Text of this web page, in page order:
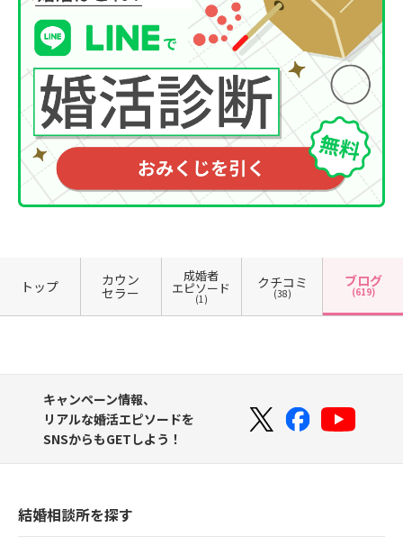
トップ カウン
セラー
成婚者
エピソード
(1)
クチコミ
(38)
ブログ
(619)
キャンペーン情報、
リアルな婚活エピソードを
SNSからもGETしよう！
結婚相談所を探す